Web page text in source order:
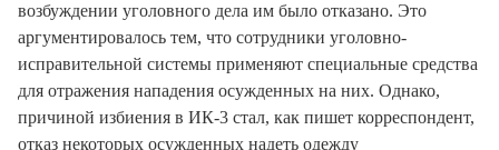
возбуждении уголовного дела им было отказано. Это
аргументировалось тем, что сотрудники уголовно-
исправительной системы применяют специальные средства
для отражения нападения осужденных на них. Однако,
причиной избиения в ИК-3 стал, как пишет корреспондент,
отказ некоторых осужденных надеть одежду